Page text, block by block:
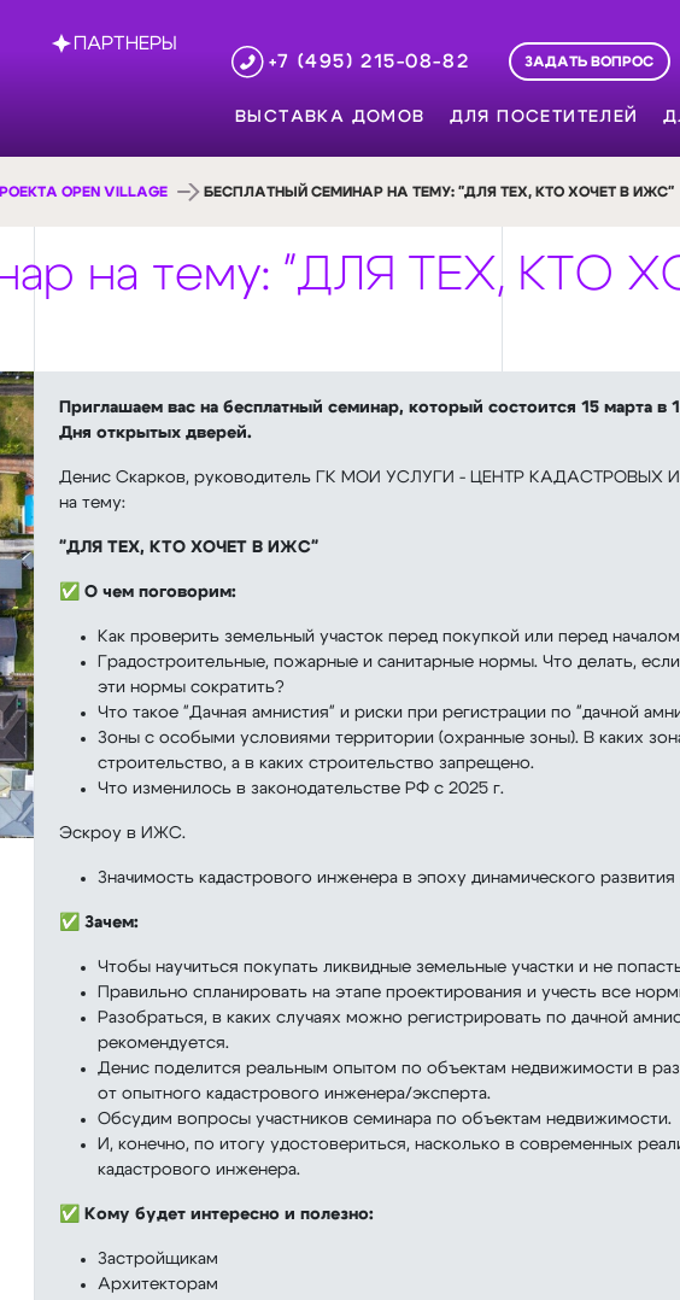
ПАРТНЕРЫ
+7 (495) 215-08-82
ЗАДАТЬ ВОПРОС
ВЫСТАВКА ДОМОВ ДЛЯ ПОСЕТИТЕЛЕЙ
OPEN VILLAGE БЕСПЛАТНЫЙ СЕМИНАР НА ТЕМУ: "ДЛЯ ТЕХ, КТО ХОЧЕТ В ИЖС"
на тему: "ДЛЯ ТЕХ, КТО
Приглашаем вас на бесплатный семинар, который состоится 15 марта в
Дня открытых дверей.
Денис Скарков, руководитель ГК МОИ УСЛУГИ - ЦЕНТР КАДАСТРОВЫХ
на тему:
"ДЛЯ ТЕХ, КТО ХОЧЕТ В ИЖС"
✅ О чем поговорим:
Как проверить земельный участок перед покупкой или перед
Градостроительные, пожарные и санитарные нормы. Что делать,
эти нормы сократить?
Что такое "Дачная амнистия" и риски при регистрации по "дачной
Зоны с особыми условиями территории (охранные зоны). В каких
строительство, а в каких строительство запрещено.
Что изменилось в законодательстве РФ с 2025 г.
Эскроу в ИЖС.
Значимость кадастрового инженера в эпоху динамического
✅ Зачем:
Чтобы научиться покупать ликвидные земельные участки и не
Правильно спланировать на этапе проектирования и учесть все
Разобраться, в каких случаях можно регистрировать по дачной
рекомендуется.
Денис поделится реальным опытом по объектам недвижимости в
от опытного кадастрового инженера/эксперта.
Обсудим вопросы участников семинара по объектам недвижимости.
И, конечно, по итогу удостовериться, насколько в современных
кадастрового инженера.
✅ Кому будет интересно и полезно:
Застройщикам
Архитекторам